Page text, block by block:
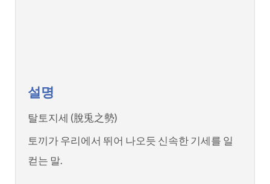
설명
탈토지세 (脫兎之勢)
토끼가 우리에서 뛰어 나오듯 신속한 기세를 일
컫는 말.